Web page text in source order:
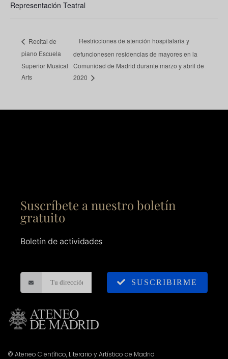
Representación Teatral
Recital de
piano Escuela
Superior Musical
Arts
Restricciones de atención hospitalaria y
defuncionesen residencias de mayores en la
Comunidad de Madrid durante marzo y abril de
2020
Suscríbete a nuestro boletín
gratuito
Boletín de actividades
SUSCRIBIRME
© Ateneo Científico, Literario y Artístico de Madrid